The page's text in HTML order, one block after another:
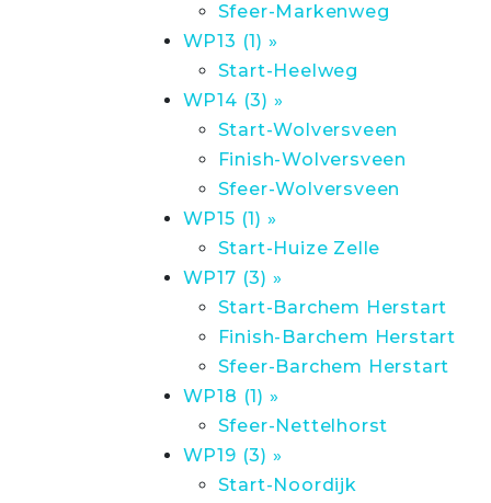
Sfeer-Markenweg
WP13 (1) »
Start-Heelweg
WP14 (3) »
Start-Wolversveen
Finish-Wolversveen
Sfeer-Wolversveen
WP15 (1) »
Start-Huize Zelle
WP17 (3) »
Start-Barchem Herstart
Finish-Barchem Herstart
Sfeer-Barchem Herstart
WP18 (1) »
Sfeer-Nettelhorst
WP19 (3) »
Start-Noordijk